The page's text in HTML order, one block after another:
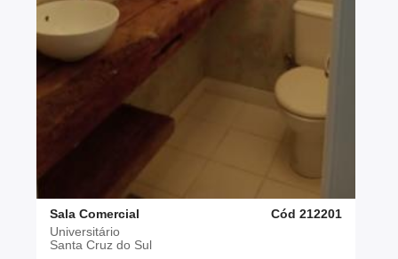
Sala Comercial
Cód 212201
Universitário
Santa Cruz do Sul